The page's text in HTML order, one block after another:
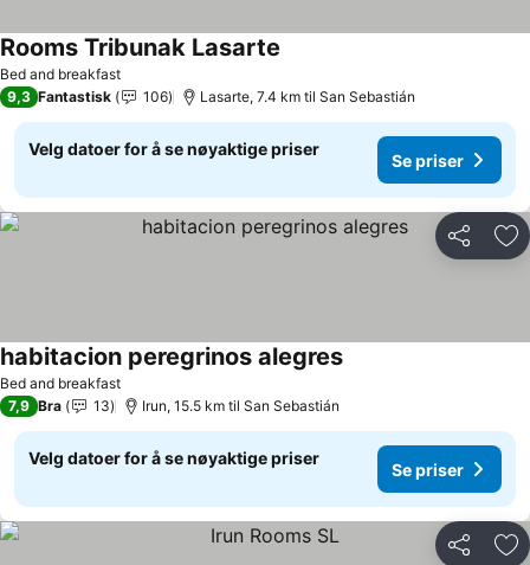
Bed and breakfast
Rooms Tribunak Lasarte
9,3 Fantastisk 106 Lasarte, 7.4 km til San Sebastián
Velg datoer for å se nøyaktige priser
Se priser
Del
Bed and breakfast
habitacion peregrinos alegresSe priser
7,9 Bra 13 Irun, 15.5 km til San Sebastián
Velg datoer for å se nøyaktige priser
Se priser
Del